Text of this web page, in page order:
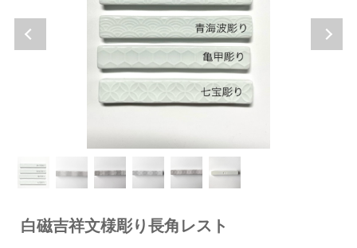
白磁吉祥文様彫り長角レスト